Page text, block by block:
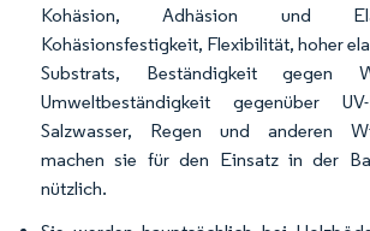
Kohäsion, Adhäsion und
Kohäsionsfestigkeit, Flexibilität, hoher
Substrats, Beständigkeit gegen
Umweltbeständigkeit gegenüber
Salzwasser, Regen und anderen
machen sie für den Einsatz in der
nützlich.